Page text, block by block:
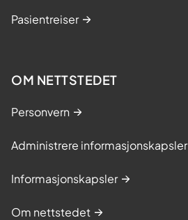
Pasientreiser
OM NETTSTEDET
Personvern
Administrere informasjonskapsler
Informasjonskapsler
Om nettstedet